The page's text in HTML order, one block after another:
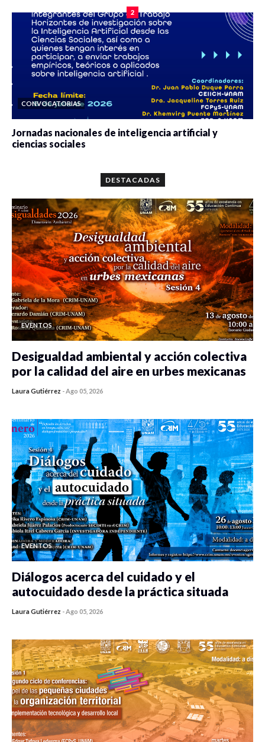
2
CONVOCATORIAS
Jornadas nacionales de inteligencia artificial y
ciencias sociales
DESTACADAS
EVENTOS
Desigualdad ambiental y acción colectiva
por la calidad del aire en urbes mexicanas
Laura Gutiérrez -Ago 05, 2026
EVENTOS
Diálogos acerca del cuidado y el
autocuidado desde la práctica situada
Laura Gutiérrez -Ago 05, 2026